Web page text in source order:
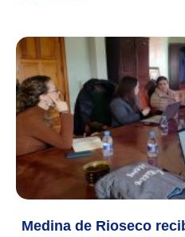
Medina de Rioseco